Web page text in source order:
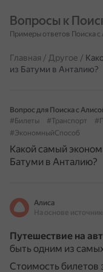
Вопросы к
Примеры ответов Поиска с
Главная / Другое /
из Батуми в Анталию?
Вопрос для Поиска с
#Билеты
#Транспорт
#ЭкономныйСпособ
Какой самый
Батуми в Анталию?
Алиса
Путешествие на
быть одним из
Стоимость билетов